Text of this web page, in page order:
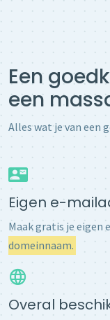
Een
een
Alles wat je van een
Eigen e-
Maak gratis je eigen
domeinnaam.
Overal